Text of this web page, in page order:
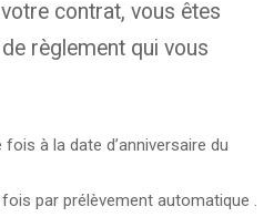
contrat, vous êtes
règlement qui vous
à la date d’anniversaire du
par prélèvement automatique .